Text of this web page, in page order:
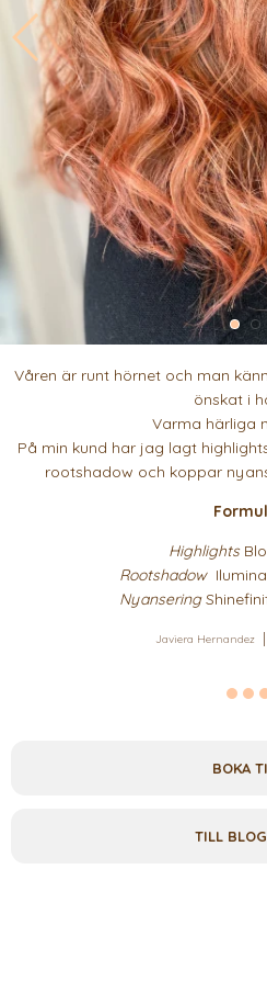
Våren är runt hörnet och man
önskat i
Varma härliga
På min kund har jag lagt
rootshadow och koppar
Highlights
RootshadowIlumina
Nyansering
Javiera Hernandez
BOKA
TILL